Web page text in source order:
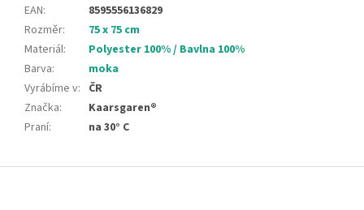
EAN:
8595556136829
Rozměr:
75 x 75 cm
Materiál:
Polyester 100% / Bavlna 100%
Barva:
moka
Vyrábíme v: ČR
Značka:
Kaarsgaren®
Praní: na 30° C